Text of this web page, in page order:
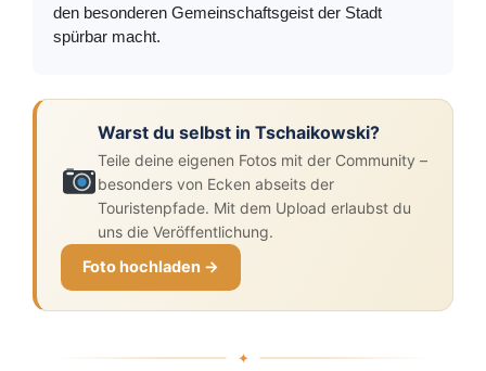
den besonderen Gemeinschaftsgeist der Stadt
spürbar macht.
Warst du selbst in Tschaikowski?
Teile deine eigenen Fotos mit der Community –
besonders von Ecken abseits der
Touristenpfade. Mit dem Upload erlaubst du
uns die Veröffentlichung.
Foto hochladen →